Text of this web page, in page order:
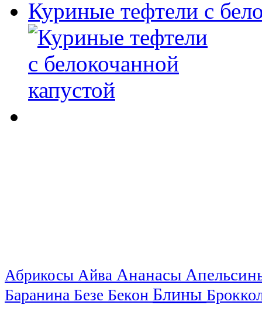
Куриные тефтели с
Абрикосы Айва Ананасы
Баранина Безе Бекон Блины